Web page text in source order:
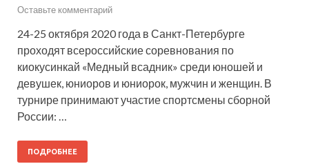
Оставьте комментарий
24-25 октября 2020 года в Санкт-Петербурге
проходят всероссийские соревнования по
киокусинкай «Медный всадник» среди юношей и
девушек, юниоров и юниорок, мужчин и женщин. В
турнире принимают участие спортсмены сборной
России: …
ПОДРОБНЕЕ